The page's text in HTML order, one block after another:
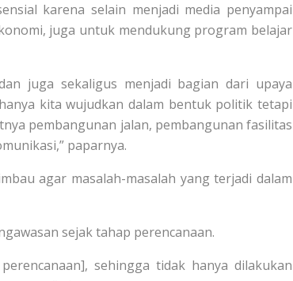
karena selain menjadi media penyampai
juga untuk mendukung program belajar
juga sekaligus menjadi bagian dari upaya
kita wujudkan dalam bentuk politik tetapi
pembangunan jalan, pembangunan fasilitas
paparnya.
agar masalah-masalah yang terjadi dalam
sejak tahap perencanaan.
sehingga tidak hanya dilakukan